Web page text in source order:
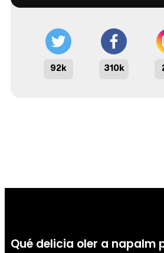
92k 310k
Qué delicia oler a napalm